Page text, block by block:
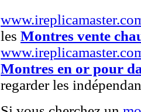
les Montres vente
Montres en or pour
regarder les